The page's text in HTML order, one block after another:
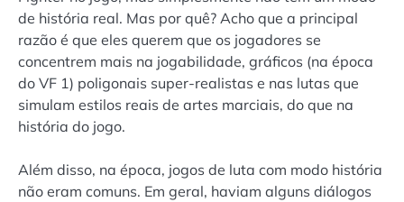
de história real. Mas por quê? Acho que a principal
razão é que eles querem que os jogadores se
concentrem mais na jogabilidade, gráficos (na época
do VF 1) poligonais super-realistas e nas lutas que
simulam estilos reais de artes marciais, do que na
história do jogo.
Além disso, na época, jogos de luta com modo história
não eram comuns. Em geral, haviam alguns diálogos